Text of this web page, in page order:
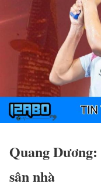
Quang
sân nhà